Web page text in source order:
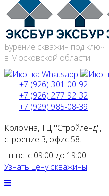
Бурение скважин под ключ
в Московской области
+7 (926) 301-00-92
+7 (926) 277-92-32
+7 (929) 985-08-39
Коломна, ТЦ "Стройленд",
строение 3, офис 58.
пн-вс: с 09:00 до 19:00
Узнать цену скважины